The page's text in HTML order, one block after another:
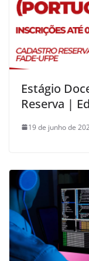
Estágio
Reserva |
19 de junho de